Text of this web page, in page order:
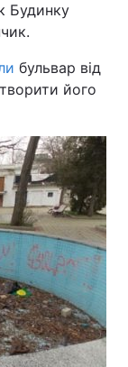
Будинку
бульвар від
його